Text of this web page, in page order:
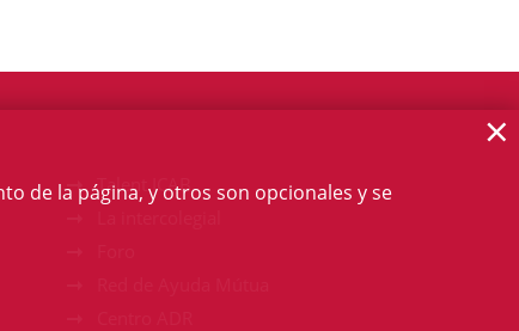
Talent ICAB
de la página, y otros son opcionales y se
×